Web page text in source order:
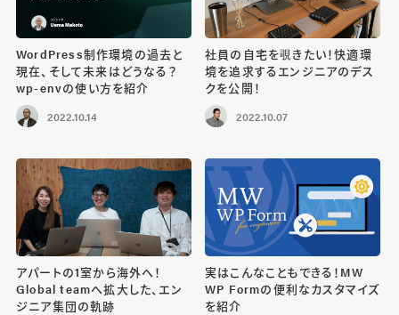
WordPress制作環境の過去と
現在、そして未来はどうなる？
wp-envの使い方を紹介
2022.10.14
社員の自宅を覗きたい！快適環
境を追求するエンジニアのデス
クを公開！
2022.10.07
アパートの1室から海外へ！
Global teamへ拡大した、エン
ジニア集団の軌跡
実はこんなこともできる！MW
WP Formの便利なカスタマイズ
を紹介